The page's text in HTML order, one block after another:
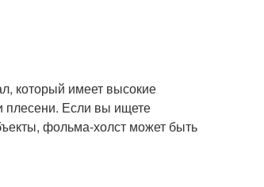
который имеет высокие
плесени. Если вы ищете
фольма-холст может быть